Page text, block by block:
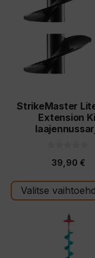
StrikeMaster
Extension
s
t
ä
39,90 €
Valitse
useampi
muunnelma.
tehdä
tuotteen